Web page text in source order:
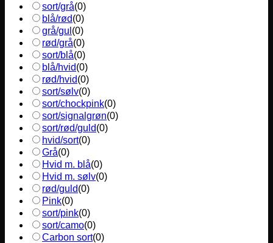
sort/grå(0)
blå/rød(0)
grå/gul (0)
rød/grå(0)
sort/blå(0)
blå/hvid(0)
rød/hvid(0)
sort/sølv(0)
sort/chockpink(0)
sort/signalgrøn(0)
sort/rød/guld(0)
hvid/sort(0)
Grå(0)
Hvid m. blå(0)
Hvid m. sølv(0)
rød/guld(0)
Pink(0)
sort/pink(0)
sort/camo(0)
Carbon sort(0)